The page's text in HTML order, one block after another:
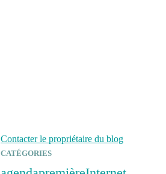
Contacter le propriétaire du blog
CATÉGORIES